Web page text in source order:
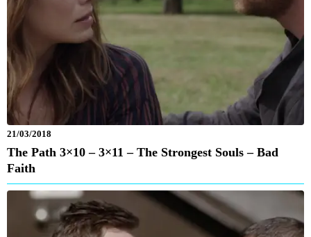
21/03/2018
The Path 3×10 – 3×11 – The Strongest Souls – Bad
Faith